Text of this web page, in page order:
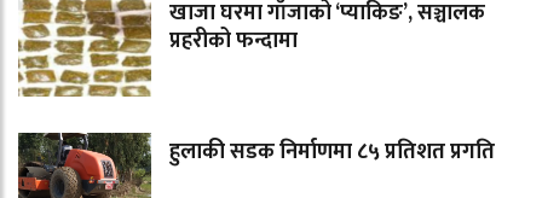
खाजा घरमा गाँजाको ‘प्याकिङ’, सञ्चालक
प्रहरीको फन्दामा
हुलाकी सडक निर्माणमा ८५ प्रतिशत प्रगति